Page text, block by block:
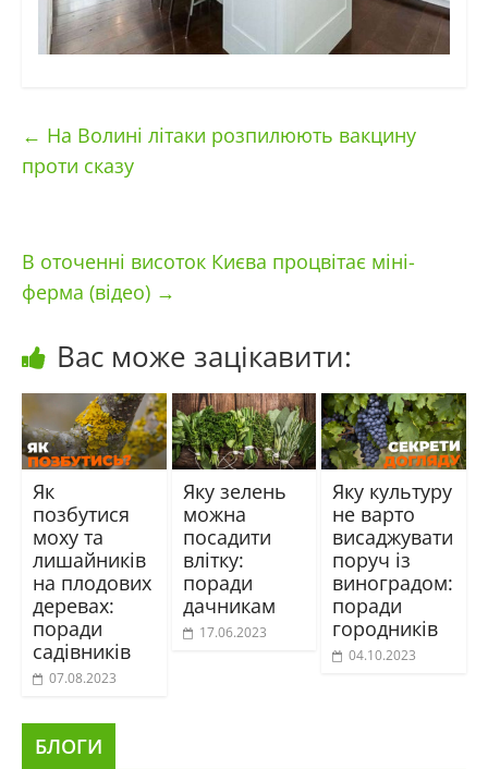
← На Волині літаки розпилюють вакцину
проти сказу
В оточенні висоток Києва процвітає міні-
ферма (відео) →
Вас може зацікавити:
Як
позбутися
моху та
лишайників
на плодових
деревах:
поради
садівників
07.08.2023
Яку зелень
можна
посадити
влітку:
поради
дачникам
17.06.2023
Яку культуру
не варто
висаджувати
поруч із
виноградом:
поради
городників
04.10.2023
БЛОГИ